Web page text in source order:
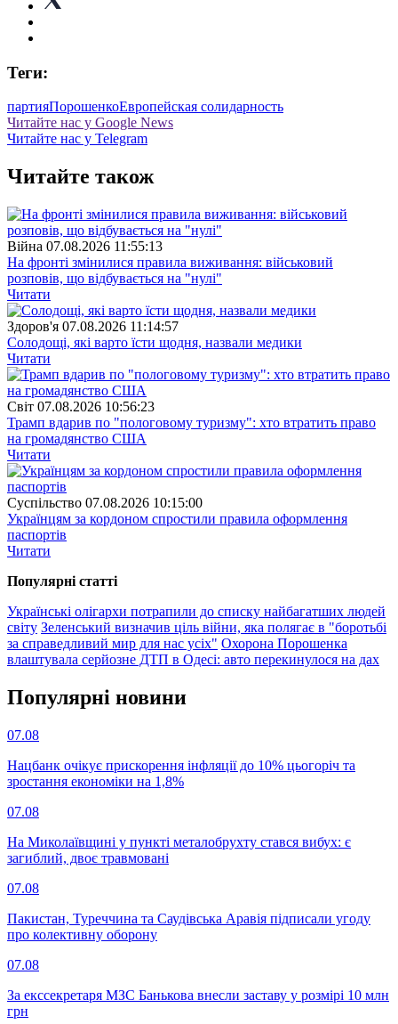
Теги:
партияПорошенкоЕвропейская солидарность
Читайте нас у Google News
Читайте нас у Telegram
Читайте також
Війна 07.08.2026 11:55:13
На фронті змінилися правила виживання: військовий
розповів, що відбувається на "нулі"
Читати
Здоров'я 07.08.2026 11:14:57
Солодощі, які варто їсти щодня, назвали медики
Читати
Свiт 07.08.2026 10:56:23
Трамп вдарив по "пологовому туризму": хто втратить право
на громадянство США
Читати
Суспiльство 07.08.2026 10:15:00
Українцям за кордоном спростили правила оформлення
паспортів
Читати
Популярнi статтi
Українські олігархи потрапили до списку найбагатших людей
світу Зеленський визначив ціль війни, яка полягає в "боротьбі
за справедливий мир для нас усіх" Охорона Порошенка
влаштувала серйозне ДТП в Одесі: авто перекинулося на дах
Популярнi новини
07.08
Нацбанк очікує прискорення інфляції до 10% цьогоріч та
зростання економіки на 1,8%
07.08
На Миколаївщині у пункті металобрухту стався вибух: є
загиблий, двоє травмовані
07.08
Пакистан, Туреччина та Саудівська Аравія підписали угоду
про колективну оборону
07.08
За екссекретаря МЗС Банькова внесли заставу у розмірі 10 млн
грн